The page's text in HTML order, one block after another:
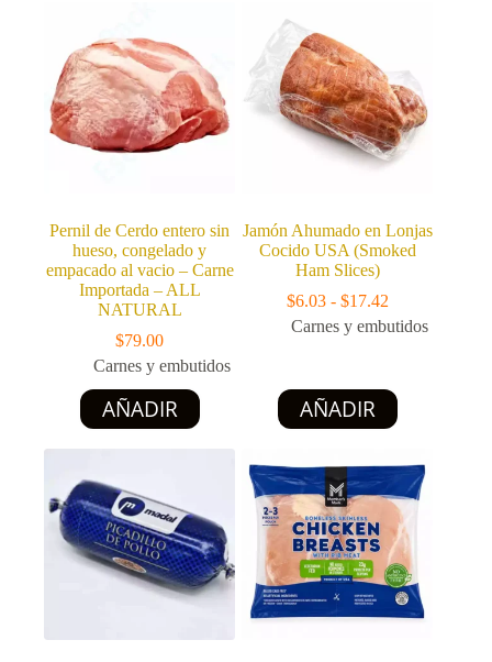
cantidad
Las
opciones
se
pueden
elegir
en
la
producto
Pernil de Cerdo entero sin
hueso, congelado y
empacado al vacio – Carne
Importada – ALL
NATURAL
$79.00
Carnes y embutidos
AÑADIR
Este
producto
tiene
Las
opciones
se
pueden
elegir
en
Jamón Ahumado en Lonjas
Cocido USA (Smoked
Ham Slices)
$6.03 - $17.42Rango
de
hasta
$17.42
Carnes y embutidos
AÑADIR
Este
producto
tiene
Las
opciones
se
pueden
elegir
en
la